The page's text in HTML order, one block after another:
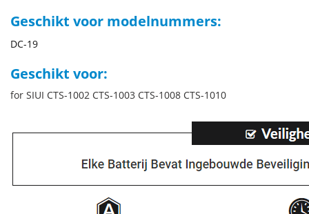
Geschikt voor modelnummers:
DC-19
Geschikt voor:
for SIUI CTS-1002 CTS-1003 CTS-1008 CTS-1010